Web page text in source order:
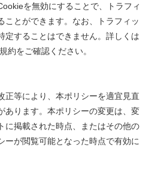
を無効にすることで、トラフィ
ことができます。なお、トラフィッ
定することはできません。詳しくは
約をご確認ください。
正等により、本ポリシーを適宜見直
あります。本ポリシーの変更は、変
に掲載された時点、またはその他の
ーが閲覧可能となった時点で有効に